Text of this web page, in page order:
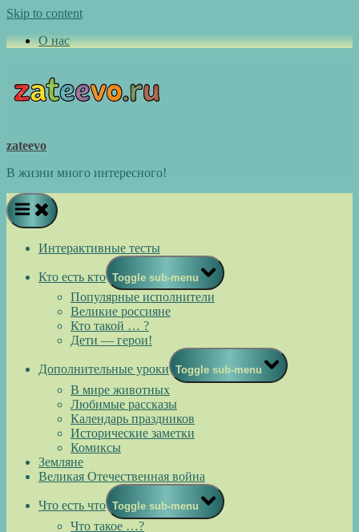
Skip to content
О нас
zateevo
В жизни много интересного!
Интерактивные тесты
Кто есть кто Toggle sub-menu
Популярные исполнители
Великие россияне
Кто такой … ?
Дети — герои!
Дополнительные уроки Toggle sub-menu
В мире животных
Любимые рассказы
Календарь праздников
Исторические заметки
Комиксы
Земляне
Великая Отечественная война
Что есть что Toggle sub-menu
Что такое …?